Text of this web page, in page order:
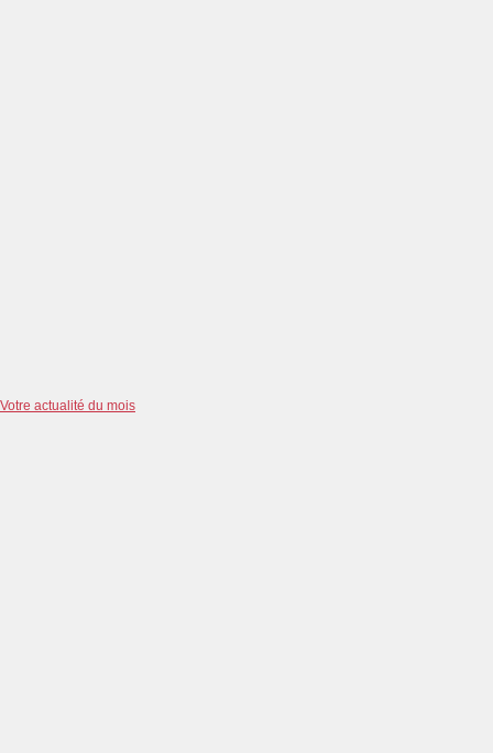
Votre actualité du mois